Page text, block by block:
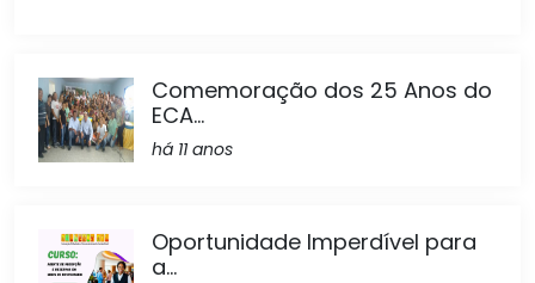
Comemoração dos 25 Anos do
ECA...
há 11 anos
Oportunidade Imperdível para
a...